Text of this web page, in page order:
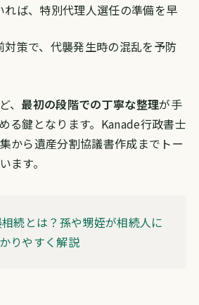
れば、特別代理人選任の準備を早
対策で、代襲発生時の混乱を予防
最初の段階での丁寧な整理が手
る鍵となります。Kanade行政書士
から遺産分割協議書作成までトー
ます。
続とは？孫や甥姪が相続人に
りやすく解説